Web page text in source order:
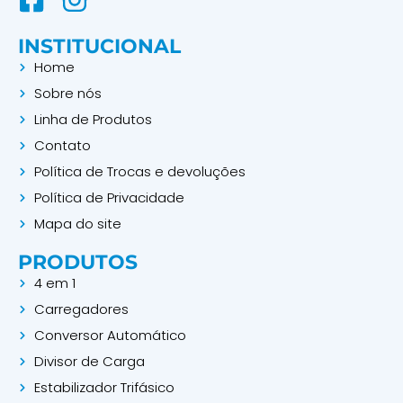
c
e
b
o
o
k
-
q
u
a
r
e
s
t
a
g
r
a
m
INSTITUCIONAL
Home
Sobre nós
Linha de Produtos
Contato
Política de Trocas e devoluções
Política de Privacidade
Mapa do site
PRODUTOS
4 em 1
Carregadores
Conversor Automático
Divisor de Carga
Estabilizador Trifásico